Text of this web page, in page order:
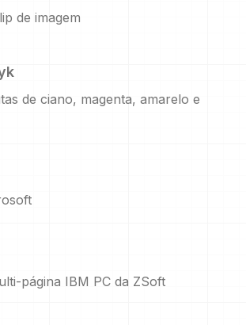
de imagem
de ciano, magenta, amarelo e
página IBM PC da ZSoft